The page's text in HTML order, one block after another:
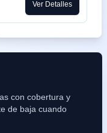
Ver Detalles
con cobertura y
de baja cuando